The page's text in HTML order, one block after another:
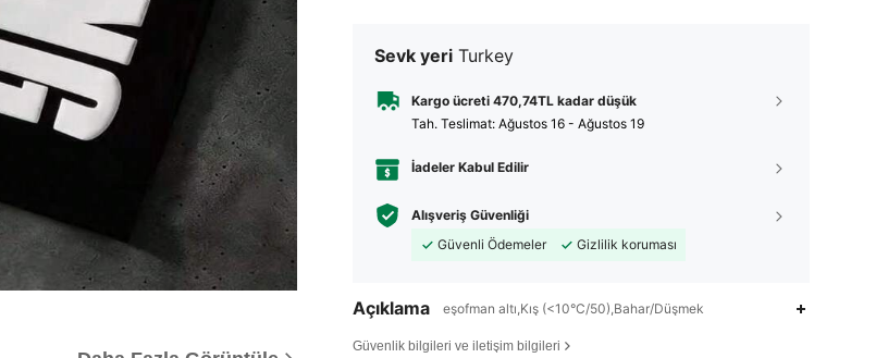
Sevk yeri Turkey
Kargo ücreti 470,74TL kadar düşük
Tah. Teslimat: Ağustos 16 - Ağustos 19
İadeler Kabul Edilir
Alışveriş Güvenliği
Güvenli Ödemeler
Gizlilik koruması
Açıklama eşofman altı,Kış (<10°C/50),Bahar/Düşmek
Güvenlik bilgileri ve iletişim bilgileri